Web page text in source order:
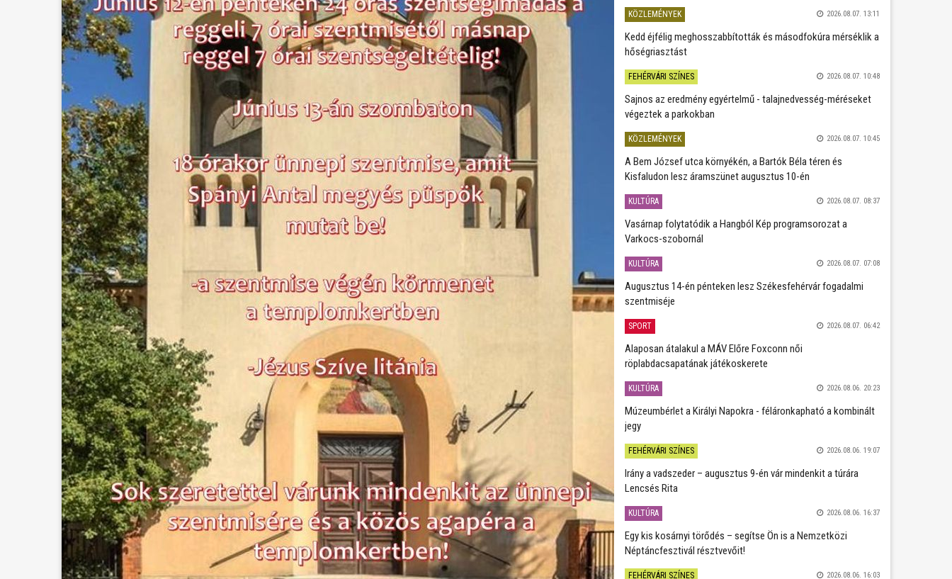
KÖZLEMÉNYEK 2026.08.07. 13:11
Kedd éjfélig meghosszabbították és másodfokúra mérséklik a
hőségriasztást
FEHÉRVÁRI SZÍNES 2026.08.07. 10:48
Sajnos az eredmény egyértelmű - talajnedvesség-méréseket
végeztek a parkokban
KÖZLEMÉNYEK 2026.08.07. 10:45
A Bem József utca környékén, a Bartók Béla téren és
Kisfaludon lesz áramszünet augusztus 10-én
KULTÚRA 2026.08.07. 08:37
Vasárnap folytatódik a Hangból Kép programsorozat a
Varkocs-szobornál
KULTÚRA 2026.08.07. 07:08
Augusztus 14-én pénteken lesz Székesfehérvár fogadalmi
szentmiséje
SPORT 2026.08.07. 06:42
Alaposan átalakul a MÁV Előre Foxconn női
röplabdacsapatának játékoskerete
KULTÚRA 2026.08.06. 20:23
Múzeumbérlet a Királyi Napokra - féláronkapható a kombinált
jegy
FEHÉRVÁRI SZÍNES 2026.08.06. 19:07
Irány a vadszeder – augusztus 9-én vár mindenkit a túrára
Lencsés Rita
KULTÚRA 2026.08.06. 16:37
Egy kis kosárnyi törődés – segítse Ön is a Nemzetközi
Néptáncfesztivál résztvevőit!
FEHÉRVÁRI SZÍNES 2026.08.06. 16:03